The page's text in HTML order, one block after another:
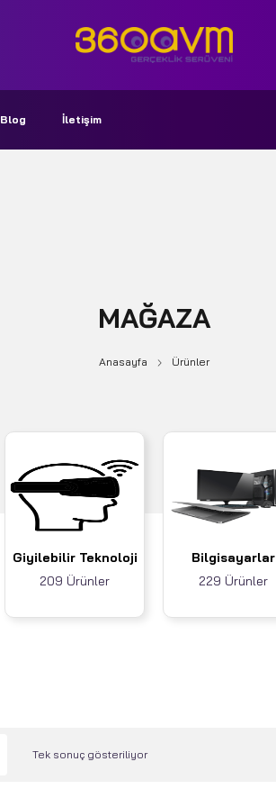
Blog İletişim
MAĞAZA
Anasayfa Ürünler
Giyilebilir Teknoloji
209 Ürünler
Bilgisayarlar
229 Ürünler
Tek sonuç gösteriliyor